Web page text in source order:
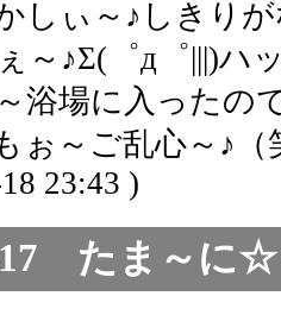
ぃ～♪しきりが
～♪Σ(゜д゜|||)ハ
浴場に入ったの
ぉ～ご乱心～♪
23:43 )
17 たま～に